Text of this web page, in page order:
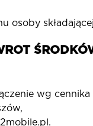
osoby
wg cennika